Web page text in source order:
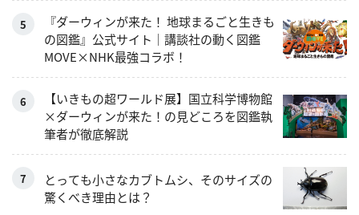
『ダーウィンが来た！ 地球まるごと生きも
の図鑑』公式サイト｜講談社の動く図鑑
MOVE×NHK最強コラボ！
【いきもの超ワールド展】国立科学博物館
×ダーウィンが来た！の見どころを図鑑執
筆者が徹底解説
とっても小さなカブトムシ、そのサイズの
驚くべき理由とは？